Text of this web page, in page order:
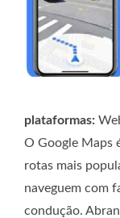
plataformas:
O Google Maps
rotas mais
naveguem com
condução.